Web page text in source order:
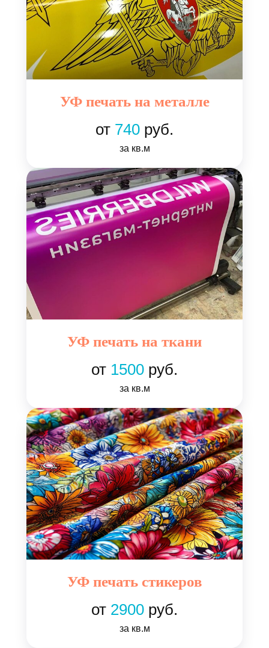
УФ печать на металле
от 740 руб.
за кв.м
УФ печать на ткани
от 1500 руб.
за кв.м
УФ печать стикеров
от 2900 руб.
за кв.м